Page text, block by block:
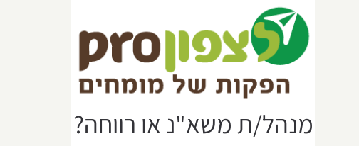
מנהל/ת משא"נ או רווחה?